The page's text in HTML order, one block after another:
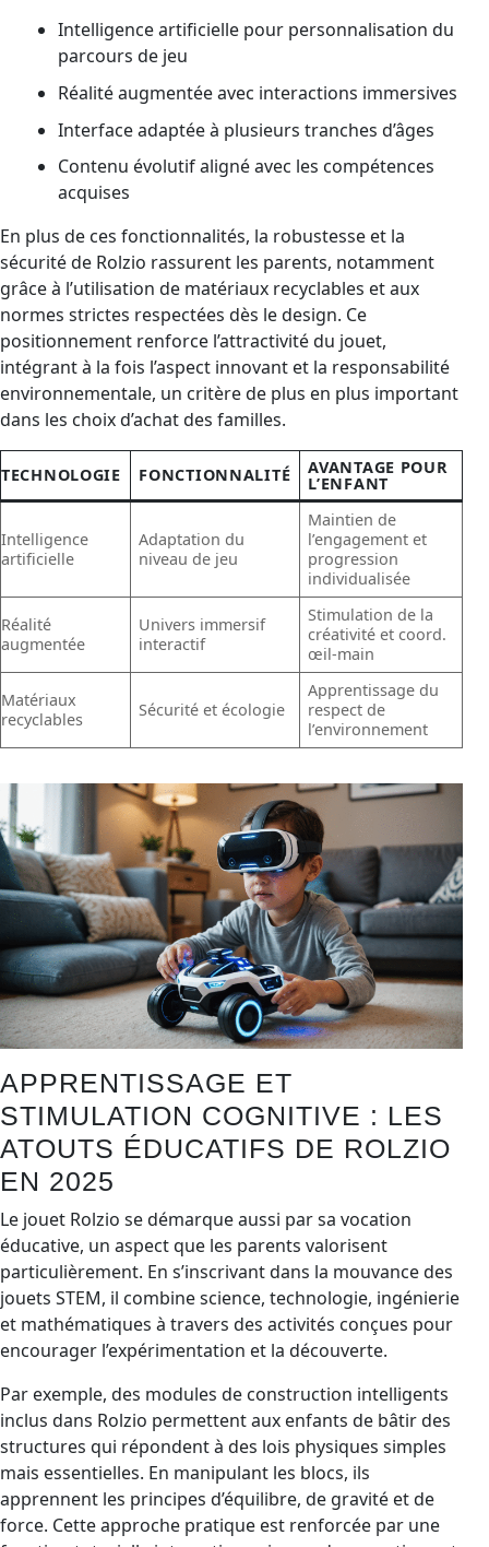
Intelligence artificielle pour personnalisation du
parcours de jeu
Réalité augmentée avec interactions immersives
Interface adaptée à plusieurs tranches d’âges
Contenu évolutif aligné avec les compétences
acquises
En plus de ces fonctionnalités, la robustesse et la
sécurité de Rolzio rassurent les parents, notamment
grâce à l’utilisation de matériaux recyclables et aux
normes strictes respectées dès le design. Ce
positionnement renforce l’attractivité du jouet,
intégrant à la fois l’aspect innovant et la responsabilité
environnementale, un critère de plus en plus important
dans les choix d’achat des familles.
TECHNOLOGIE FONCTIONNALITÉ AVANTAGE POUR
L’ENFANT
Intelligence
artificielle
Adaptation du
niveau de jeu
Maintien de
l’engagement et
progression
individualisée
Réalité
augmentée
Univers immersif
interactif
Stimulation de la
créativité et coord.
œil-main
Matériaux
recyclables
Sécurité et écologie
Apprentissage du
respect de
l’environnement
APPRENTISSAGE ET
STIMULATION COGNITIVE : LES
ATOUTS ÉDUCATIFS DE ROLZIO
EN 2025
Le jouet Rolzio se démarque aussi par sa vocation
éducative, un aspect que les parents valorisent
particulièrement. En s’inscrivant dans la mouvance des
jouets STEM, il combine science, technologie, ingénierie
et mathématiques à travers des activités conçues pour
encourager l’expérimentation et la découverte.
Par exemple, des modules de construction intelligents
inclus dans Rolzio permettent aux enfants de bâtir des
structures qui répondent à des lois physiques simples
mais essentielles. En manipulant les blocs, ils
apprennent les principes d’équilibre, de gravité et de
force. Cette approche pratique est renforcée par une